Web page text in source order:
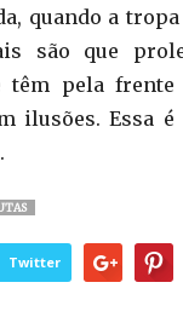
quando a
são que
têm pela
ilusões. Essa
Twitter